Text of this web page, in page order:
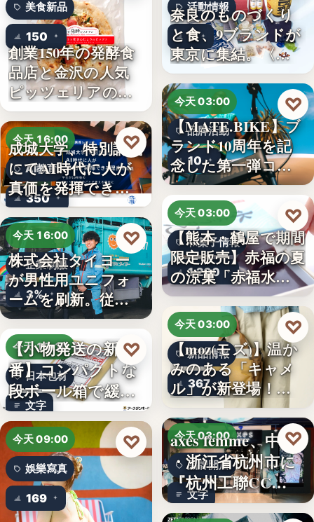
美食新品
150
創業150年の発酵食
品店と金沢の人気
ピッツェリアのコ
ラボ…
今天 16:00
AI教育
350
成城大学、特別講義
にてAI時代に人が
真価を発揮できる
理由…
♡
今天 16:00
企業制服
3%
株式会社タイヨー
が男性用ユニフォ
ームを刷新。従来
の男女兼…
♡
今天 15:10
日本包材
文字
【小物発送の新定
番】コンパクトな
段ボール箱で緩衝
材の節約…
♡
今天 09:00
娛樂寫真
169
♡
活動情報
9
奈良のものづくり
と食、9ブランドが
東京に集結。〈…
今天 03:00
品牌活動
10
【MATE.BIKE】ブ
ランド10周年を記
念した第一弾コ…
♡
今天 03:00
和菓子情報
1,200
【熊本・鶴屋で期間
限定販売】赤福の夏
の涼菓「赤福水よ
うか…
♡
今天 03:00
新品情報
367
【moz(モズ)】温か
みのある「キャメ
ル」が新登場！毎
♡
今天 03:00
品牌開店
文字
axes femme、中国
・浙江省杭州市に
『杭州工聯CC…
♡